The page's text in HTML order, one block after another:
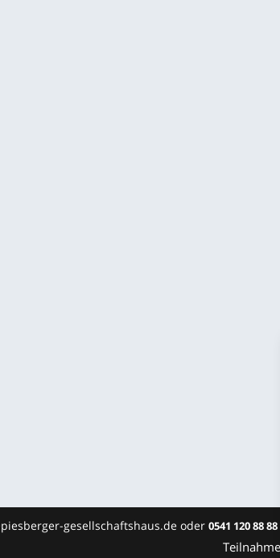
gesellschaftshaus.de oder0541 120 88 88